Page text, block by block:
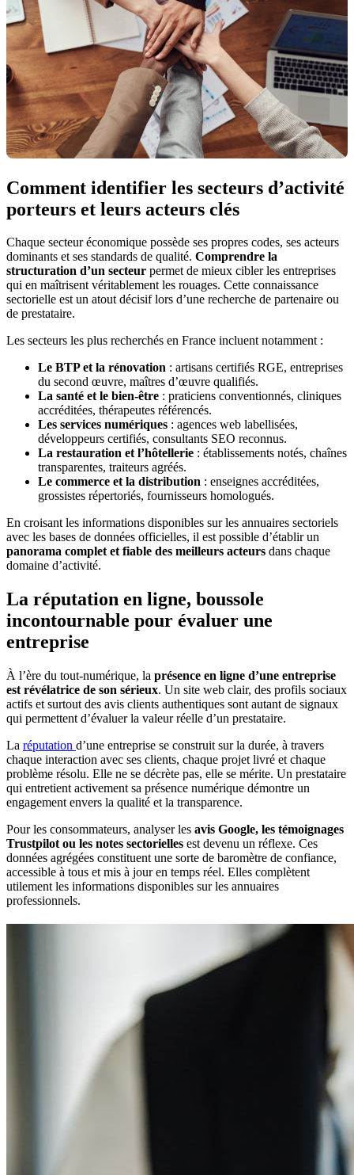
Comment identifier les secteurs d’activité
porteurs et leurs acteurs clés
Chaque secteur économique possède ses propres codes, ses acteurs
dominants et ses standards de qualité. Comprendre la
structuration d’un secteur permet de mieux cibler les entreprises
qui en maîtrisent véritablement les rouages. Cette connaissance
sectorielle est un atout décisif lors d’une recherche de partenaire ou
de prestataire.
Les secteurs les plus recherchés en France incluent notamment :
Le BTP et la rénovation : artisans certifiés RGE, entreprises
du second œuvre, maîtres d’œuvre qualifiés.
La santé et le bien-être : praticiens conventionnés, cliniques
accréditées, thérapeutes référencés.
Les services numériques : agences web labellisées,
développeurs certifiés, consultants SEO reconnus.
La restauration et l’hôtellerie : établissements notés, chaînes
transparentes, traiteurs agréés.
Le commerce et la distribution : enseignes accréditées,
grossistes répertoriés, fournisseurs homologués.
En croisant les informations disponibles sur les annuaires sectoriels
avec les bases de données officielles, il est possible d’établir un
panorama complet et fiable des meilleurs acteurs dans chaque
domaine d’activité.
La réputation en ligne, boussole
incontournable pour évaluer une
entreprise
À l’ère du tout-numérique, la présence en ligne d’une entreprise
est révélatrice de son sérieux. Un site web clair, des profils sociaux
actifs et surtout des avis clients authentiques sont autant de signaux
qui permettent d’évaluer la valeur réelle d’un prestataire.
La réputation d’une entreprise se construit sur la durée, à travers
chaque interaction avec ses clients, chaque projet livré et chaque
problème résolu. Elle ne se décrète pas, elle se mérite. Un prestataire
qui entretient activement sa présence numérique démontre un
engagement envers la qualité et la transparence.
Pour les consommateurs, analyser les avis Google, les témoignages
Trustpilot ou les notes sectorielles est devenu un réflexe. Ces
données agrégées constituent une sorte de baromètre de confiance,
accessible à tous et mis à jour en temps réel. Elles complètent
utilement les informations disponibles sur les annuaires
professionnels.